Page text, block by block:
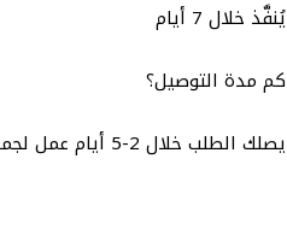
يُنفَّذ خلال 7 أيام
كم مدة التوصيل؟
يصلك الطلب خلال 2-5 أيام عمل لجميع مناطق المملكة العربية السعودية.